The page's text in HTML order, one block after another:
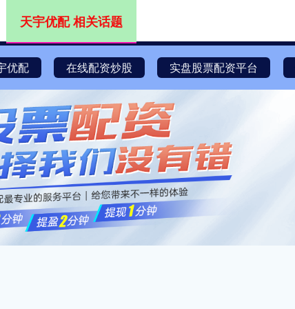
优配 在线配资炒股 实盘股票配资平台
天宇优配 相关话题